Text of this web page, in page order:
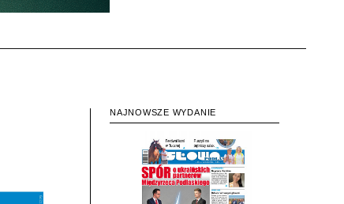
NAJNOWSZE WYDANIE